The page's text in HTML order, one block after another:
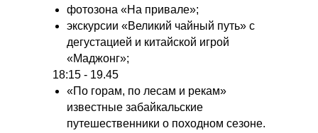
фотозона «На привале»;
экскурсии «Великий чайный путь» с
дегустацией и китайской игрой
«Маджонг»;
18:15 - 19.45
«По горам, по лесам и рекам»
известные забайкальские
путешественники о походном сезоне.